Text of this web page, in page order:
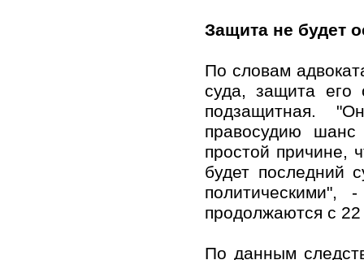
Защита не будет
По словам
суда, защита его
подзащитная.
правосудию
простой причине,
будет последний
продолжаются с 22
По данным